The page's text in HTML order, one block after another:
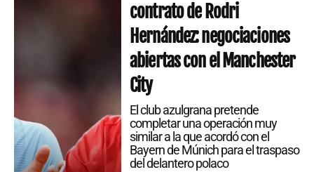
contrato de Rodri
Hernández: negociaciones
abiertas con el Manchester
City
El club azulgrana pretende
completar una operación muy
similar a la que acordó con el
Bayern de Múnich para el traspaso
del delantero polaco